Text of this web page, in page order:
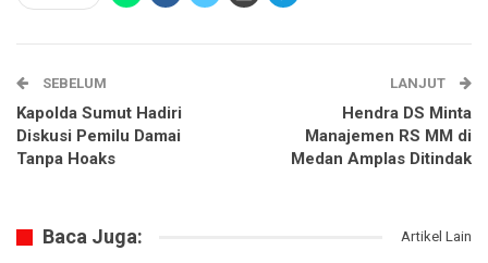
SEBELUM
Kapolda Sumut Hadiri
Diskusi Pemilu Damai
Tanpa Hoaks
LANJUT
Hendra DS Minta
Manajemen RS MM di
Medan Amplas Ditindak
Baca Juga: Artikel Lain